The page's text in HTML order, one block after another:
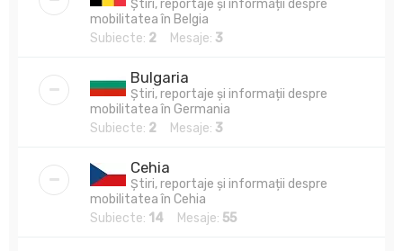
Știri, reportaje și informații despre
mobilitatea în Belgia
Subiecte: 2 Mesaje: 3
Bulgaria
Știri, reportaje și informații despre
mobilitatea în Germania
Subiecte: 2 Mesaje: 3
Cehia
Știri, reportaje și informații despre
mobilitatea în Cehia
Subiecte: 14 Mesaje: 55